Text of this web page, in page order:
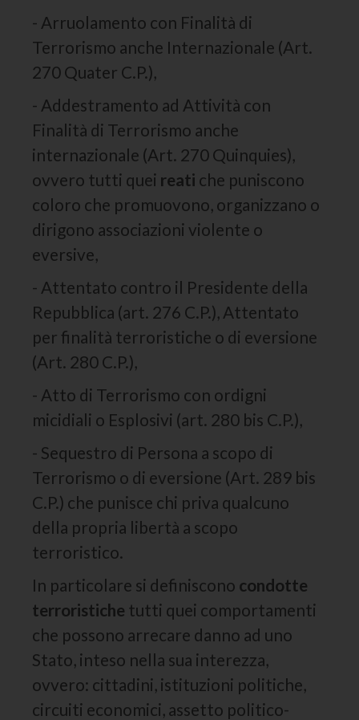
- Arruolamento con Finalità di
Terrorismo anche Internazionale (Art.
270 Quater C.P.),
- Addestramento ad Attività con
Finalità di Terrorismo anche
internazionale (Art. 270 Quinquies),
ovvero tutti quei reati che puniscono
coloro che promuovono, organizzano o
dirigono associazioni violente o
eversive,
- Attentato contro il Presidente della
Repubblica (art. 276 C.P.), Attentato
per finalità terroristiche o di eversione
(Art. 280 C.P.),
- Atto di Terrorismo con ordigni
micidiali o Esplosivi (art. 280 bis C.P.),
- Sequestro di Persona a scopo di
Terrorismo o di eversione (Art. 289 bis
C.P.) che punisce chi priva qualcuno
della propria libertà a scopo
terroristico.
In particolare si definiscono condotte
terroristiche tutti quei comportamenti
che possono arrecare danno ad uno
Stato, inteso nella sua interezza,
ovvero: cittadini, istituzioni politiche,
circuiti economici, assetto politico-